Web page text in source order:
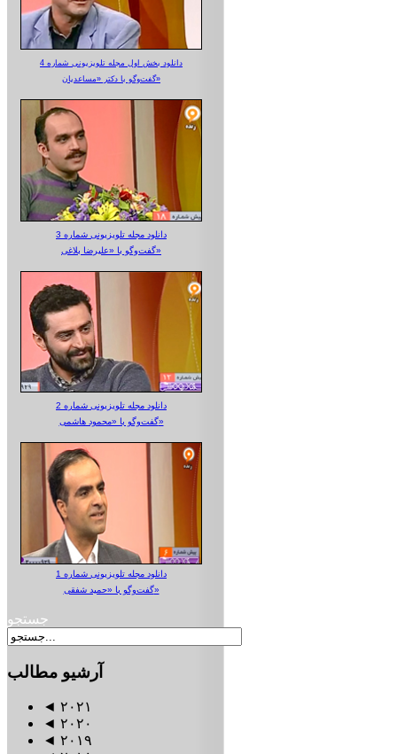
دانلود بخش اول مجله تلویزیونی شماره 4
گفت‌وگو با دکتر «مساعدیان»
دانلود مجله تلویزیونی شماره 3
گفت‌وگو با «علیرضا بلاغی»
دانلود مجله تلویزیونی شماره 2
گفت‌وگو با «محمود هاشمی»
دانلود مجله تلویزیونی شماره 1
گفت‌وگو با «حمید شفقی»
جستجو
آرشیو مطالب
◄ ۲۰۲۱
◄ ۲۰۲۰
◄ ۲۰۱۹